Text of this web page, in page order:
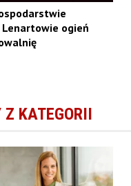
ogień
Z KATEGORII